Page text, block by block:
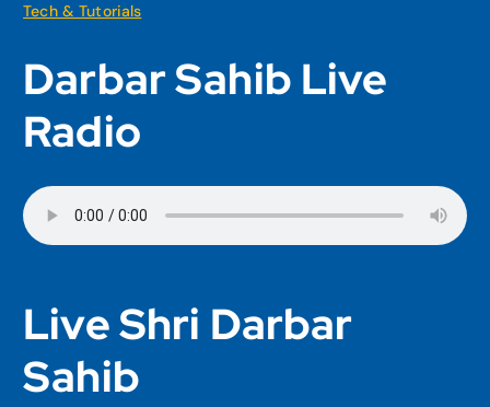
Tech & Tutorials
Darbar Sahib Live
Radio
Live Shri Darbar
Sahib